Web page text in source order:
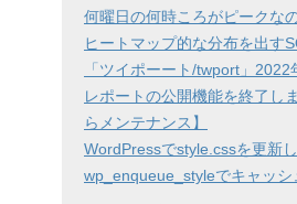
何曜日の何時ころがピークな
ヒートマップ的な分布を出す
「ツイポーート/twport」
レポートの公開機能を終了し
らメンテナンス】
WordPressでstyle.cssを更新
wp_enqueue_styleでキャッシ